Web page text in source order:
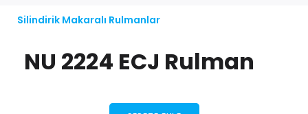
Silindirik Makaralı Rulmanlar
NU 2224 ECJ Rulman